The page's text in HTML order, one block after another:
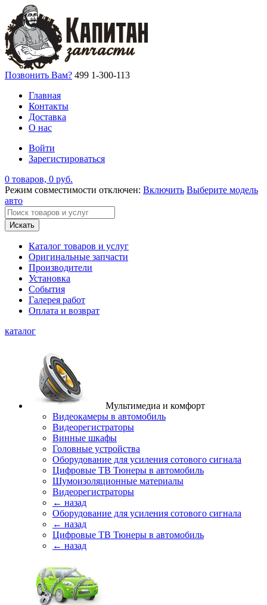
Позвонить Вам? 499 1-300-113
Главная
Контакты
Доставка
О нас
Войти
Зарегистироваться
0 товаров, 0 руб.
Режим совместимости отключен: Включить Выберите модель
авто
Искать
Каталог товаров и услуг
Оригинальные запчасти
Производители
Установка
События
Галерея работ
Оплата и возврат
каталог
Мультимедиа и комфорт
Видеокамеры в автомобиль
Видеорегистраторы
Винные шкафы
Головные устройства
Оборудование для усиления сотового сигнала
Цифровые ТВ Тюнеры в автомобиль
Шумоизоляционные материалы
Видеорегистраторы
← назад
Оборудование для усиления сотового сигнала
← назад
Цифровые ТВ Тюнеры в автомобиль
← назад